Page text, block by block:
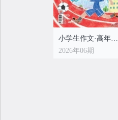
读者校园版·成长
2025年04期
小学生作文·高年级适用
2026年06期